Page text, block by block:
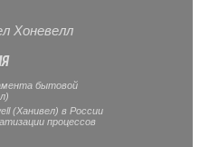
Хоневелл
бытовой
(Ханивел) в России
процессов